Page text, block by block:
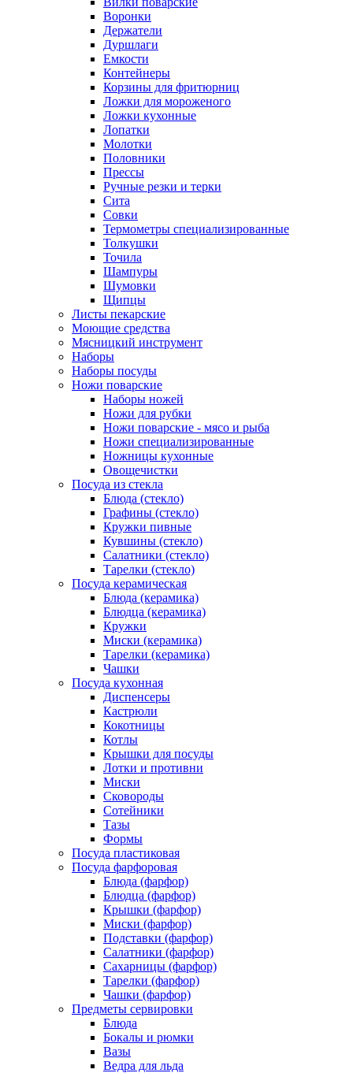
Воронки
Держатели
Дуршлаги
Емкости
Контейнеры
Корзины для фритюрниц
Ложки для мороженого
Ложки кухонные
Лопатки
Молотки
Половники
Прессы
Ручные резки и терки
Сита
Совки
Термометры специализированные
Толкушки
Точила
Шампуры
Шумовки
Щипцы
Листы пекарские
Моющие средства
Мясницкий инструмент
Наборы
Наборы посуды
Ножи поварские
Наборы ножей
Ножи для рубки
Ножи поварские - мясо и рыба
Ножи специализированные
Ножницы кухонные
Овощечистки
Посуда из стекла
Блюда (стекло)
Графины (стекло)
Кружки пивные
Кувшины (стекло)
Салатники (стекло)
Тарелки (стекло)
Посуда керамическая
Блюда (керамика)
Блюдца (керамика)
Кружки
Миски (керамика)
Тарелки (керамика)
Чашки
Посуда кухонная
Диспенсеры
Кастрюли
Кокотницы
Котлы
Крышки для посуды
Лотки и противни
Миски
Сковороды
Сотейники
Тазы
Формы
Посуда пластиковая
Посуда фарфоровая
Блюда (фарфор)
Блюдца (фарфор)
Крышки (фарфор)
Миски (фарфор)
Подставки (фарфор)
Салатники (фарфор)
Сахарницы (фарфор)
Тарелки (фарфор)
Чашки (фарфор)
Предметы сервировки
Блюда
Бокалы и рюмки
Вазы
Ведра для льда